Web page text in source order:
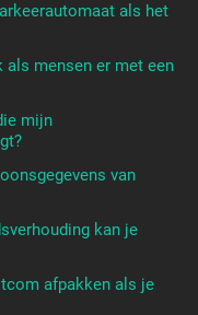
als het
mensen er met een
mijn
van
kan je
afpakken als je